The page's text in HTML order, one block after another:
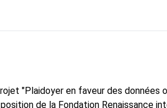
"Plaidoyer en faveur des données
de la Fondation Renaissance